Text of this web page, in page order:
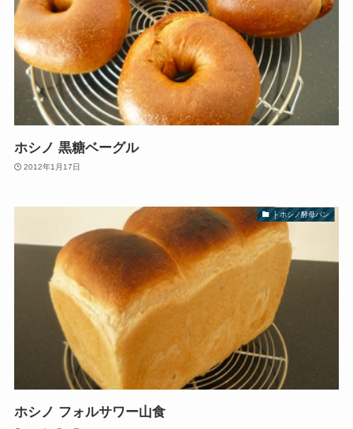
ホシノ 黒糖ベーグル
2012年1月17日
├ ホシノ酵母パン
ホシノ フォルサワー山食